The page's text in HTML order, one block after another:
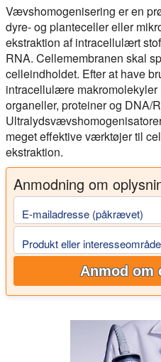
Vævshomogenisering er en
dyre- og planteceller eller
ekstraktion af intracellulært
RNA. Cellemembranen skal
celleindholdet. Efter at have
intracellulære
organeller, proteiner og
meget effektive værktøjer til
ekstraktion.
Anmodning om
E-mailadresse (påkrævet)
Produkt eller interesseområde
Anmod om